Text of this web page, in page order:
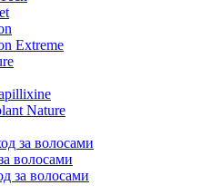
Extreme
Nature
за волосами
волосами
за волосами